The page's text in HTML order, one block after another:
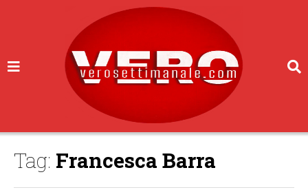
Tag: Francesca Barra